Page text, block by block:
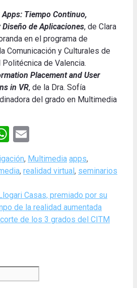
Tiempo Continuo,
Diseño de Aplicaciones, de Clara
en el programa de
Comunicación y Culturales de
Politécnica de Valencia.
Placement and User
in VR, de la Dra. Sofía
del grado en Multimedia
WhatsApp
, Multimedia Tags
apps,
, realidad virtual , seminarios
Casas, premiado por su
de la realidad aumentada
de los 3 grados del CITM